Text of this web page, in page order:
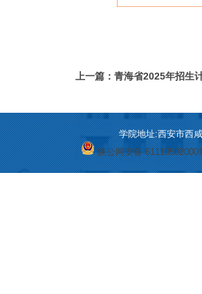
上一篇：青海省2025年招生
学院地址:西安市西
陕公网安备